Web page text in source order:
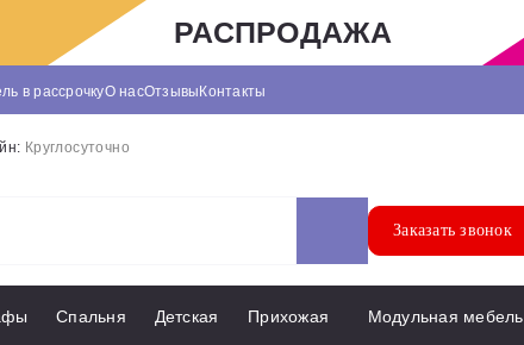
РАСПРОДАЖА
в рассрочкуО насОтзывыКонтакты
Круглосуточно
Заказать звонок
Спальня Детская Прихожая Модульная мебель